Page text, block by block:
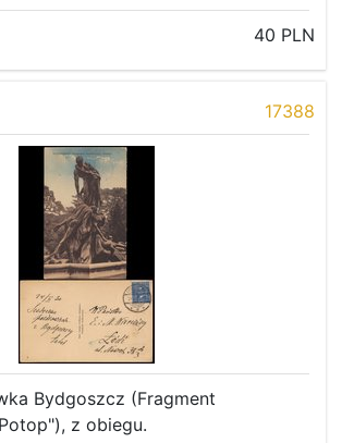
40 PLN
17388
Bydgoszcz (Fragment
z obiegu.